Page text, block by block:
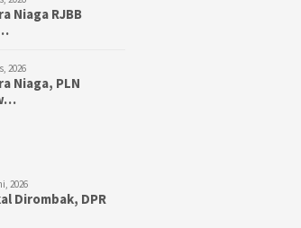
Niaga RJBB
2026
Niaga, PLN
2026
Dirombak, DPR